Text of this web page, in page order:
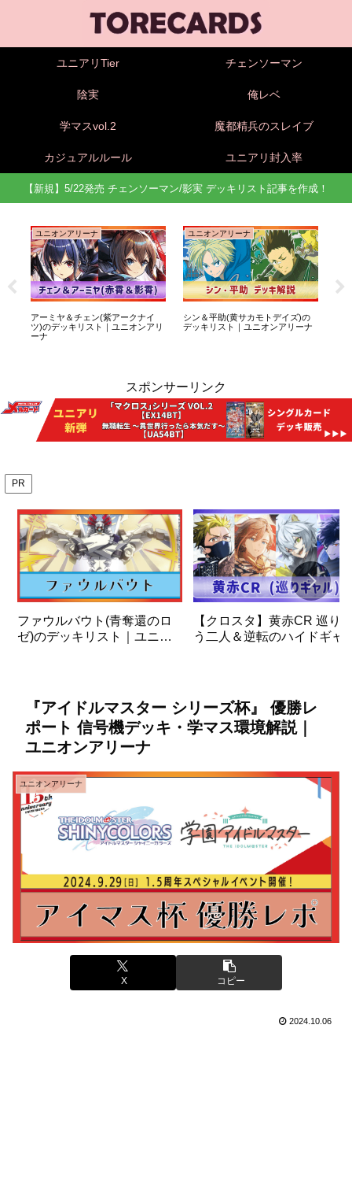
ユニアリTier チェンソーマン
陰実 俺レベ
学マスvol.2 魔都精兵のスレイブ
カジュアルルール ユニアリ封入率
【新規】5/22発売 チェンソーマン/影実 デッキリスト記事を作成！
ユニオンアリーナ
アーミヤ＆チェン(紫アークナイ
ツ)のデッキリスト｜ユニオンアリ
ーナ
ユニオンアリーナ
シン＆平助(黄サカモトデイズ)の
デッキリスト｜ユニオンアリーナ
スポンサーリンク
PR
ファウルバウト(青奪還のロ
ゼ)のデッキリスト｜ユニオ
【クロスタ】黄赤CR 巡り
う二人＆逆転のハイドギャ
『アイドルマスター シリーズ杯』 優勝レ
ポート 信号機デッキ・学マス環境解説｜
ユニオンアリーナ
ユニオンアリーナ
X コピー
2024.10.06